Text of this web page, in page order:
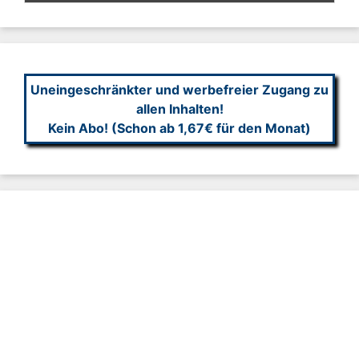
Uneingeschränkter und werbefreier Zugang zu
allen Inhalten!
Kein Abo! (Schon ab 1,67€ für den Monat)